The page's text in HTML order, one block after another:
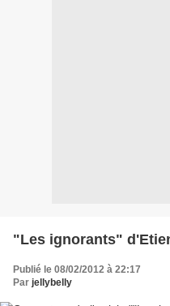
"Les ignorants"
Publié le 08/02/2012 à 22:17
Par jellybelly